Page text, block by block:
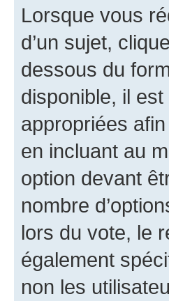
Lorsque vous
d’un sujet,
dessous du
disponible, il
appropriées
en incluant au
option devant
nombre
lors du vote, le
également
non les